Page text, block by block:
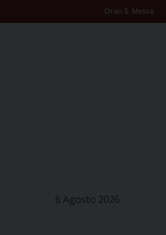
Orari S. Messe
6 Agosto 2026